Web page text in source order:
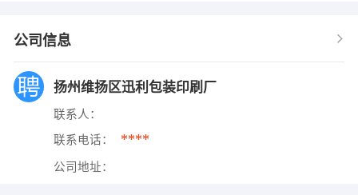
公司信息
扬州维扬区迅利包装印刷厂
联系人：
联系电话： ****
公司地址：